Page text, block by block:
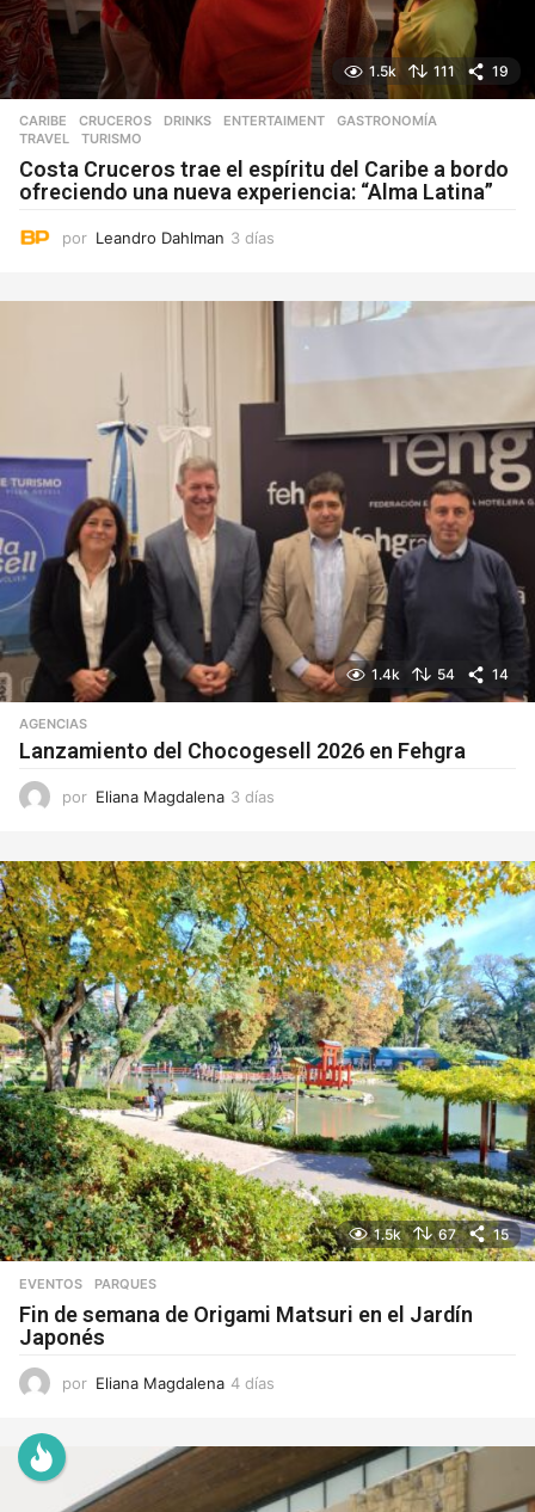
1.5k 111 19
CARIBE ,CRUCEROS ,DRINKS ,ENTERTAIMENT ,GASTRONOMÍA
TRAVEL
,TURISMO
Costa Cruceros trae el espíritu del Caribe a bordo
ofreciendo una nueva experiencia: “Alma Latina”
por Leandro Dahlman 3 días
a
1.4k 54 14
AGENCIAS
Lanzamiento del Chocogesell 2026 en Fehgra
por Eliana Magdalena 3 días
a
s
1.5k 67 15
EVENTOS ,PARQUES
Fin de semana de Origami Matsuri en el Jardín
Japonés
por Eliana Magdalena 4 días
a